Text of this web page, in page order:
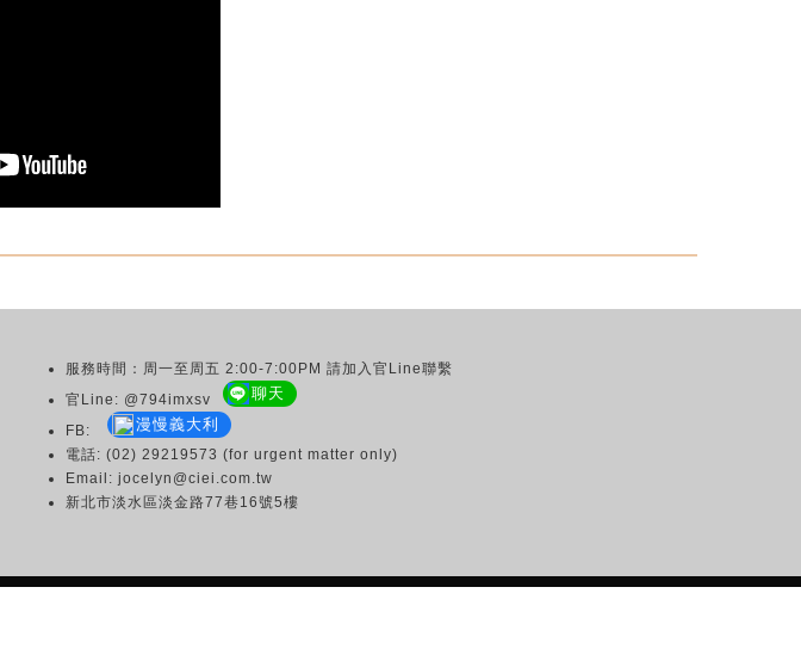
服務時間：周一至周五 2:00-7:00PM 請加入官Line聯繫
官Line: @794imxsv
聊天
FB: 漫慢義大利
電話: (02) 29219573 (for urgent matter only)
Email: jocelyn@ciei.com.tw
新北市淡水區淡金路77巷16號5樓